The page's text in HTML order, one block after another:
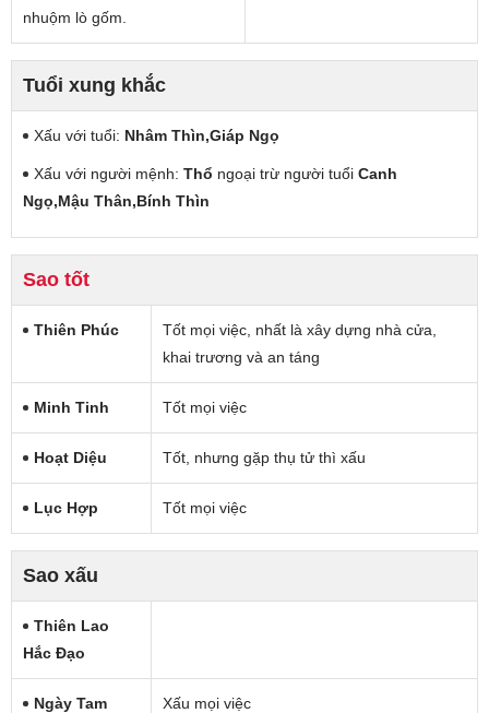
nhuộm lò gốm.
Tuổi xung khắc
Xấu với tuổi: Nhâm Thìn,Giáp Ngọ
Xấu với người mệnh: Thổ ngoại trừ người tuổi Canh
Ngọ,Mậu Thân,Bính Thìn
Sao tốt
Thiên Phúc
Tốt mọi việc, nhất là xây dựng nhà cửa,
khai trương và an táng
Minh Tinh Tốt mọi việc
Hoạt Diệu Tốt, nhưng gặp thụ tử thì xấu
Lục Hợp Tốt mọi việc
Sao xấu
Thiên Lao
Hắc Đạo
Ngày Tam
Xấu mọi việc